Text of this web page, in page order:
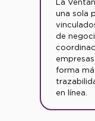
La
una sola
de
forma
en línea.